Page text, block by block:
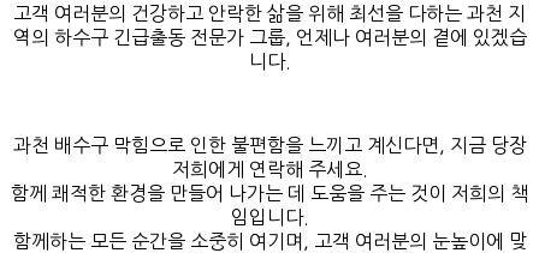
고객 여러분의 건강하고 안락한 삶을 위해 최선을 다하는 과천 지
역의 하수구 긴급출동 전문가 그룹, 언제나 여러분의 곁에 있겠습
니다.
과천 배수구 막힘으로 인한 불편함을 느끼고 계신다면, 지금 당장
저희에게 연락해 주세요.
함께 쾌적한 환경을 만들어 나가는 데 도움을 주는 것이 저희의 책
임입니다.
함께하는 모든 순간을 소중히 여기며, 고객 여러분의 눈높이에 맞